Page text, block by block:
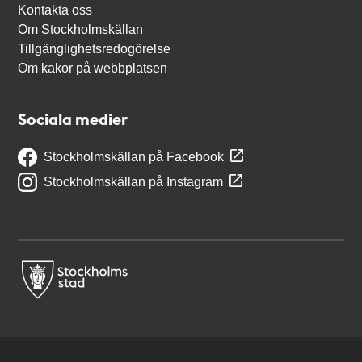
Kontakta oss
Om Stockholmskällan
Tillgänglighetsredogörelse
Om kakor på webbplatsen
Sociala medier
Stockholmskällan på Facebook
Stockholmskällan på Instagram